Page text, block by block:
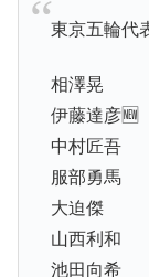
東京五輪代
相澤晃
伊藤達彦🆕
中村匠吾
服部勇馬
大迫傑
山西利和
池田向希